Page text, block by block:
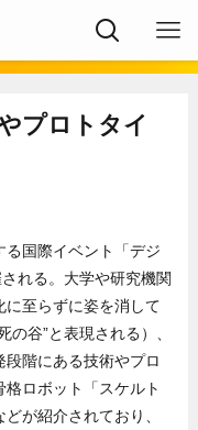
プロトタイ
国際イベント「デジ
れる。大学や研究機関
に至らずに姿を消して
の谷”と表現される）、
階にある技術やプロ
格ロボット「スケルト
が紹介されており、